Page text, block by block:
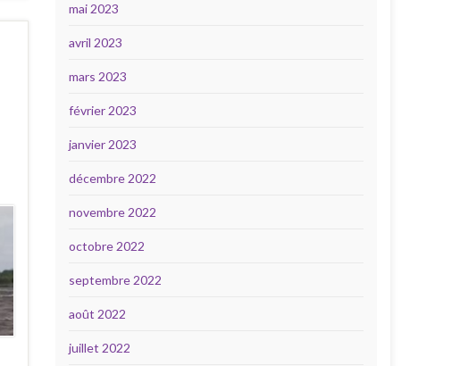
mai 2023
avril 2023
mars 2023
février 2023
janvier 2023
décembre 2022
novembre 2022
octobre 2022
septembre 2022
août 2022
juillet 2022